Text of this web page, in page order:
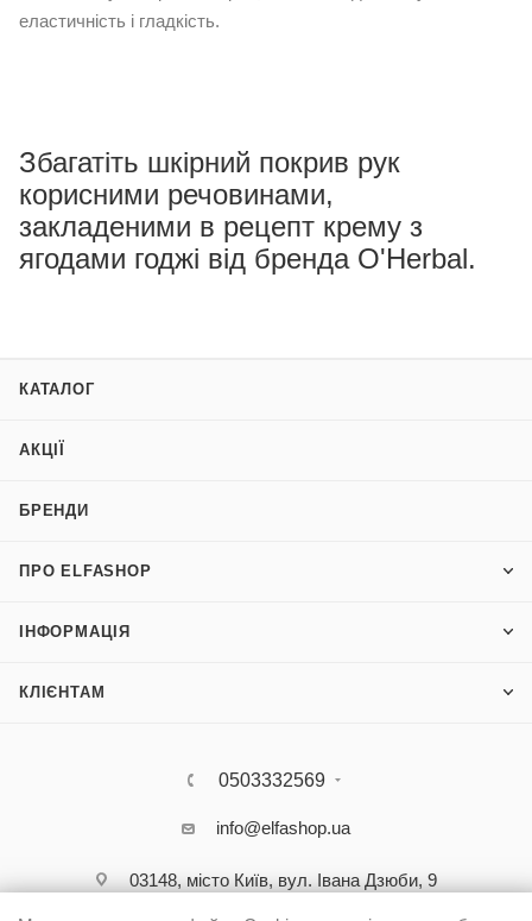
еластичність і гладкість.
Збагатіть шкірний покрив рук
корисними речовинами,
закладеними в рецепт крему з
ягодами годжі від бренда O'Herbal.
КАТАЛОГ
АКЦІЇ
БРЕНДИ
ПРО ELFASHOP
ІНФОРМАЦІЯ
КЛІЄНТАМ
0503332569
info@elfashop.ua
03148, місто Київ, вул. Івана Дзюби, 9